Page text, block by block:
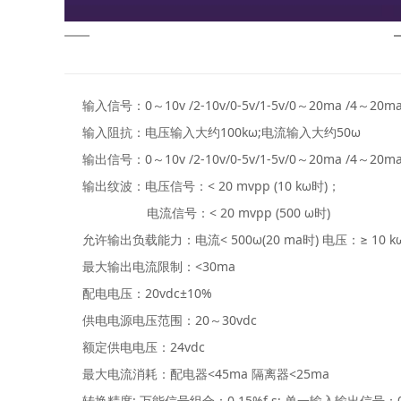
输入信号： 0～ 10v /2-10v/0-5v/1-5v/0～20ma /4～20ma
输入阻抗：电压输入大约100kω;电流输入大约50ω
输出信号： 0～ 10v /2-10v/0-5v/1-5v/0～20ma /4～20ma
输出纹波：电压信号： < 20 mvpp (10 kω时) ；
电流信号： < 20 mvpp (500 ω时)
允许输出负载能力：电流< 500ω(20 ma时) 电压： ≥ 10
最大输出电流限制： <30ma
配电电压： 20vdc±10%
供电电源电压范围： 20～30vdc
额定供电电压： 24vdc
最大电流消耗：配电器<45ma 隔离器<25ma